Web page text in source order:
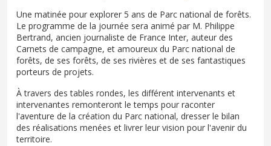
Une matinée pour explorer 5 ans de Parc national de forêts.
Le programme de la journée sera animé par M. Philippe
Bertrand, ancien journaliste de France Inter, auteur des
Carnets de campagne, et amoureux du Parc national de
forêts, de ses forêts, de ses rivières et de ses fantastiques
porteurs de projets.
À travers des tables rondes, les différent intervenants et
intervenantes remonteront le temps pour raconter
l'aventure de la création du Parc national, dresser le bilan
des réalisations menées et livrer leur vision pour l'avenir du
territoire.